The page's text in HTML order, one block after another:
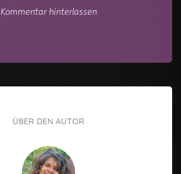
Kommentar hinterlassen
ÜBER DEN AUTOR